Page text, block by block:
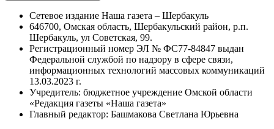
Сетевое издание Наша газета – Шербакуль
646700, Омская область, Шербакульский район, р.п.
Шербакуль, ул Советская, 99.
Регистрационный номер ЭЛ № ФС77-84847 выдан
Федеральной службой по надзору в сфере связи,
информационных технологий массовых коммуникаций
13.03.2023 г.
Учредитель: бюджетное учреждение Омской области
«Редакция газеты «Наша газета»
Главный редактор: Башмакова Светлана Юрьевна